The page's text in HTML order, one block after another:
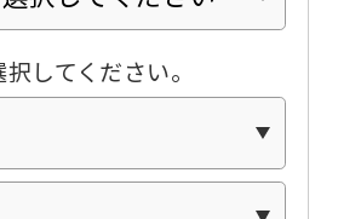
してください。
the
link
below
automatic